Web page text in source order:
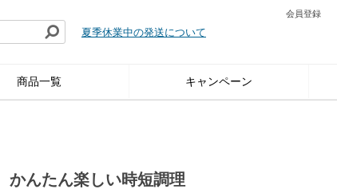
夏季休業中の発送について
会員登録
商品一覧 キャンペーン
かんたん楽しい時短調理